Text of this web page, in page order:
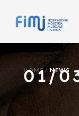
HOME / NEWS
01/